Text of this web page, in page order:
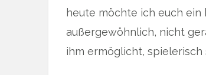
heute möchte ich euch ein
außergewöhnlich, nicht
ihm ermöglicht,